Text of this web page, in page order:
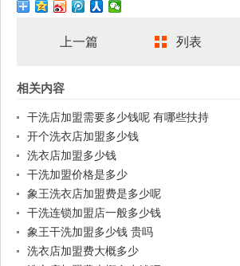
上一篇 列表
相关内容
干洗店加盟需要多少钱呢 有哪些扶持
开个洗衣店加盟多少钱
洗衣店加盟多少钱
干洗加盟价格是多少
象王洗衣店加盟费是多少呢
干洗连锁加盟店一般多少钱
象王干洗加盟多少钱 贵吗
洗衣店加盟费大概多少